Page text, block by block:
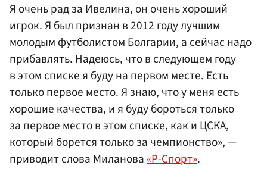
Я очень рад за Ивелина, он очень хороший
игрок. Я был признан в 2012 году лучшим
молодым футболистом Болгарии, а сейчас надо
прибавлять. Надеюсь, что в следующем году
в этом списке я буду на первом месте. Есть
только первое место. Я знаю, что у меня есть
хорошие качества, и я буду бороться только
за первое место в этом списке, как и ЦСКА,
который борется только за чемпионство», —
приводит слова Миланова«Р-Спорт».